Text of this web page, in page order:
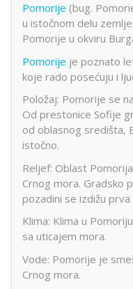
Pomorije (bug.
u istočnom delu
Pomorije u okviru
Pomorije je poznato
koje rado posećuju i
Položaj: Pomorije se
Od prestonice Sofije
od oblasnog središta,
istočno.
Reljef: Oblast
Crnog mora. Gradsko
pozadini se izdižu
Klima: Klima u
sa uticajem mora.
Vode: Pomorije je
Crnog mora.